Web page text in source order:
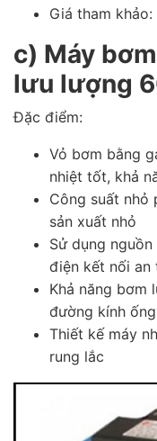
Giá tham
c) Máy
lưu lượng
Đặc điểm:
Vỏ bơm bằng
nhiệt tốt, khả
Công suất nhỏ
sản xuất nhỏ
Sử dụng
điện kết nối an
Khả năng bơm
đường kính
Thiết kế máy
rung lắc